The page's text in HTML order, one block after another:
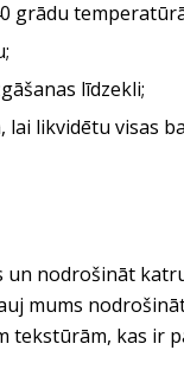
grādu
līdzekli;
likvidētu visas
un nodrošināt
mums
tekstūrām, kas ir